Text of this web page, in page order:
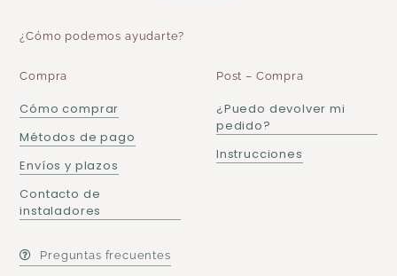
¿Cómo podemos ayudarte?
Compra
Cómo comprar
Métodos de pago
Envíos y plazos
Contacto de
instaladores
Post – Compra
¿Puedo devolver mi
pedido?
Instrucciones
Preguntas frecuentes